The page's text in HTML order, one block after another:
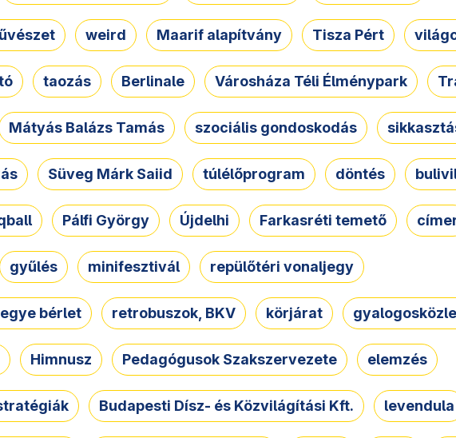
weird Maarif alapítvány Tisza Pért
taozás Berlinale Városháza Téli Élménypark
Mátyás Balázs Tamás szociális gondoskodás
Süveg Márk Saiid túlélőprogram döntés
Pálfi György Újdelhi Farkasréti temető
gyűlés minifesztivál repülőtéri vonaljegy
bérlet retrobuszok, BKV körjárat
Himnusz Pedagógusok Szakszervezete elemzés
Budapesti Dísz- és Közvilágítási Kft. levendula